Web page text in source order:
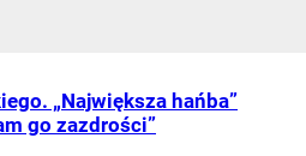
„Największa hańba”
go zazdrości”